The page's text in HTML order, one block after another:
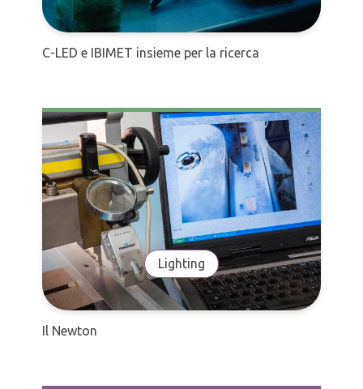
C-LED e IBIMET insieme per la ricerca
Lighting
Il Newton